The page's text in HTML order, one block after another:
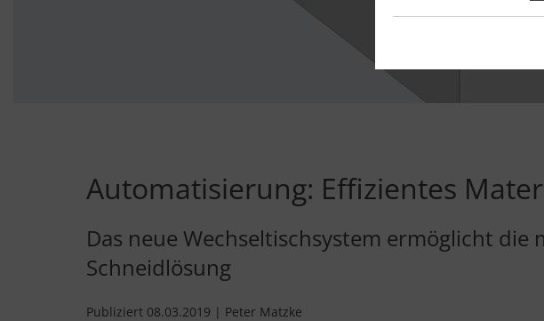
Automatisierung: Effizientes
Das neue Wechseltischsystem ermöglicht
Schneidlösung
Publiziert 08.03.2019 | Peter Matzke